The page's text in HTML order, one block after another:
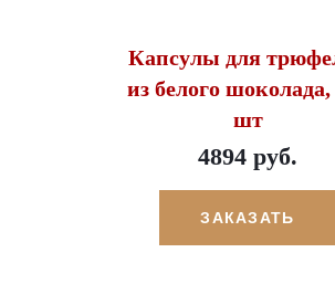
Капсулы для
из белого шоколада,
шт
4894 руб.
ЗАКАЗАТЬ